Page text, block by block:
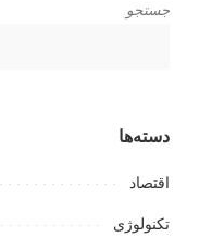
جستجو
دسته‌ها
اقتصاد
تکنولوژی